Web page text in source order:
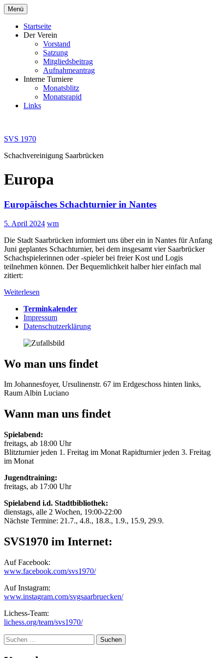
Zum
Inhalt
springen
Menü
Startseite
Der Verein
Vorstand
Satzung
Mitgliedsbeitrag
Aufnahmeantrag
Interne Turniere
Monatsblitz
Monatsrapid
Links
SVS 1970
Schachvereinigung Saarbrücken
Europa
Europäisches Schachturnier in Nantes
5. April 2024 wm
Die Stadt Saarbrücken informiert uns über ein in Nantes für Anfang
Juni geplantes Schachturnier, bei dem insgesamt vier Saarbrücker
Schachspielerinnen oder -spieler bei freier Kost und Logis
teilnehmen können. Der Bequemlichkeit halber hier einfach mal
zitiert:
Weiterlesen
Terminkalender
Impressum
Datenschutzerklärung
Wo man uns findet
Im Johannesfoyer, Ursulinenstr. 67 im Erdgeschoss hinten links,
Raum Albin Luciano
Wann man uns findet
Spielabend:
freitags, ab 18:00 Uhr
Blitzturnier jeden 1. Freitag im Monat Rapidturnier jeden 3. Freitag
im Monat
Jugendtraining:
freitags, ab 17:00 Uhr
Spielabend i.d. Stadtbibliothek:
dienstags, alle 2 Wochen, 19:00-22:00
Nächste Termine: 21.7., 4.8., 18.8., 1.9., 15.9, 29.9.
SVS1970 im Internet:
Auf Facebook:
www.facebook.com/svs1970/
Auf Instagram:
www.instagram.com/svgsaarbruecken/
Lichess-Team:
lichess.org/team/svs1970/
Suche